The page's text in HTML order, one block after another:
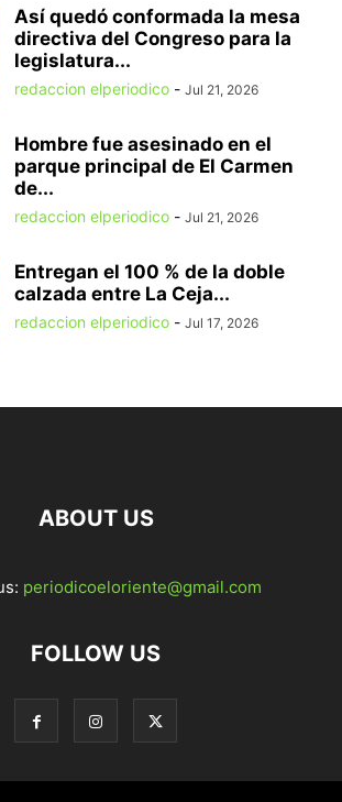
Así quedó conformada la mesa
directiva del Congreso para la
legislatura...
redaccion elperiodico - Jul 21, 2026
Hombre fue asesinado en el
parque principal de El Carmen
de...
redaccion elperiodico - Jul 21, 2026
Entregan el 100 % de la doble
calzada entre La Ceja...
redaccion elperiodico - Jul 17, 2026
ABOUT US
periodicoeloriente@gmail.com
FOLLOW US